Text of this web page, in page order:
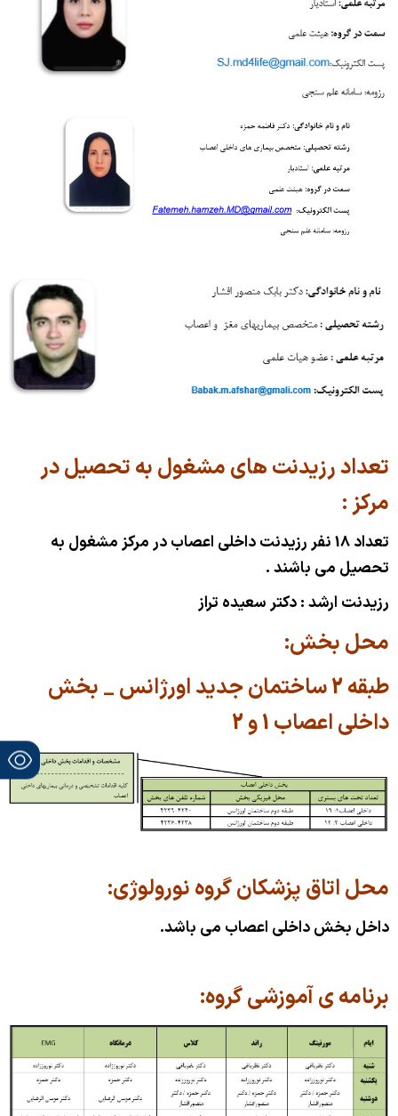
تعداد رزیدنت های مشغول به تحصیل در
مرکز :
تعداد 18 نفر رزیدنت داخلی اعصاب در مرکز مشغول به
تحصیل می باشند .
رزیدنت ارشد : دکتر سعیده تراز
محل بخش:
طبقه 2 ساختمان جدید اورژانس _ بخش
داخلی اعصاب 1 و 2
محل اتاق پزشکان گروه نورولوژی:
داخل بخش داخلی اعصاب می باشد.
برنامه ی آموزشی گروه: